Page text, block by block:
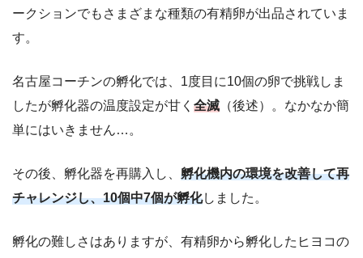
ークションでもさまざまな種類の有精卵が出品されていま
す。
名古屋コーチンの孵化では、1度目に10個の卵で挑戦しま
したが孵化器の温度設定が甘く 全滅 （後述）。なかなか簡
単にはいきません…。
その後、孵化器を再購入し、 孵化機内の環境を改善して再
チャレンジし、10個中7個が孵化しました。
孵化の難しさはありますが、有精卵から孵化したヒヨコの